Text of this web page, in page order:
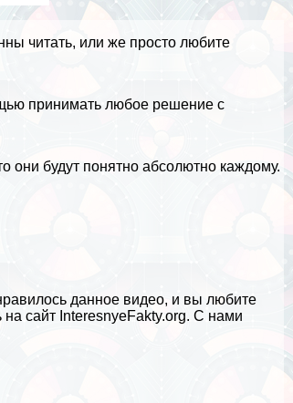
читать, или же просто любите
принимать любое решение с
будут понятно абсолютно каждому.
данное видео, и вы любите
на сайт InteresnyeFakty.org. С нами